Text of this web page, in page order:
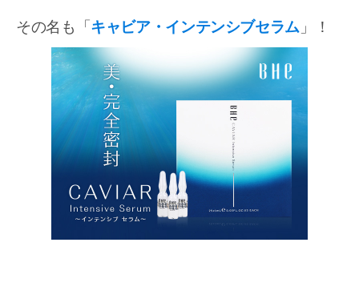
その名も「キャビア・インテンシブセラム 」！